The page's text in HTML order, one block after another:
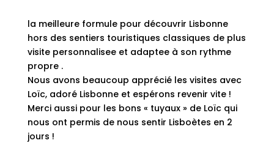
la meilleure formule pour découvrir Lisbonne
hors des sentiers touristiques classiques de plus
visite personnalisee et adaptee à son rythme
propre .
Nous avons beaucoup apprécié les visites avec
Loïc, adoré Lisbonne et espérons revenir vite !
Merci aussi pour les bons « tuyaux » de Loïc qui
nous ont permis de nous sentir Lisboètes en 2
jours !